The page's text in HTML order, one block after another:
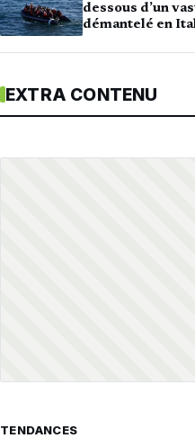
dessous d’un
démantelé en
EXTRA CONTENU
TENDANCES